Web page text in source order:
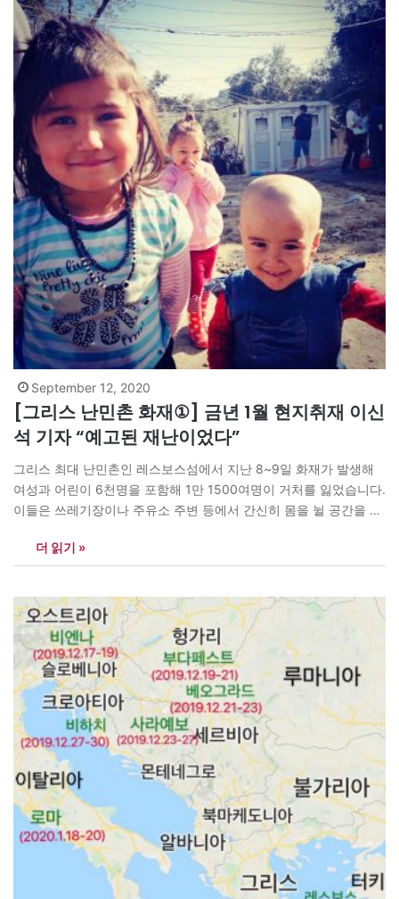
September 12, 2020
[그리스 난민촌 화재①] 금년 1월 현지취재 이신
석 기자 “예고된 재난이었다”
그리스 최대 난민촌인 레스보스섬에서 지난 8~9일 화재가 발생해
여성과 어린이 6천명을 포함해 1만 1500여명이 거처를 잃었습니다.
이들은 쓰레기장이나 주유소 주변 등에서 간신히 몸을 뉠 공간을 마
식수 공급도 원활치 않은 실정입니다. 일부 코로나19 확진자들의 행
더 읽기 »